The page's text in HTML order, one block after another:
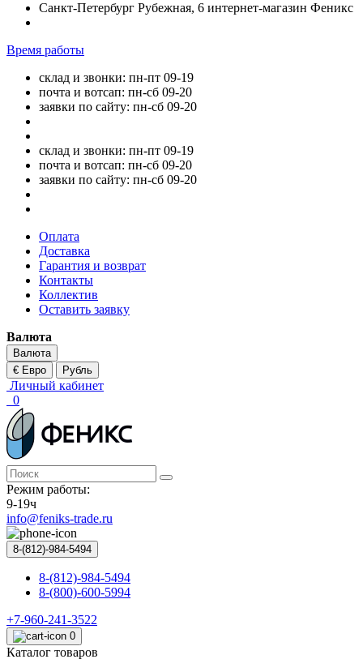
Санкт-Петербург Рубежная, 6 интернет-магазин Феникс
Время работы
склад и звонки: пн-пт 09-19
почта и вотсап: пн-сб 09-20
заявки по сайту: пн-сб 09-20
склад и звонки: пн-пт 09-19
почта и вотсап: пн-сб 09-20
заявки по сайту: пн-сб 09-20
Оплата
Доставка
Гарантия и возврат
Контакты
Коллектив
Оставить заявку
Валюта
Валюта
€ Евро
Рубль
Личный кабинет
0
Режим работы:
9-19ч
info@feniks-trade.ru
8-(812)-984-5494
8-(812)-984-5494
8-(800)-600-5994
+7-960-241-3522
0
Каталог товаров